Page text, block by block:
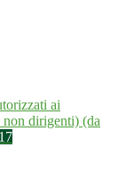
ai
dirigenti) (da
17